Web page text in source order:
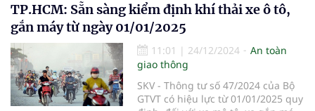
24/12, trạm Cảnh sát giao thông
Krông Búk thuộc phòng Cảnh sát
giao thông, Công an tỉnh Đắk Lắk
đã bắt 3 vụ vận chuyển 500 gói
thuốc lá lậu và hơn 28kg pháo nổ
trái phép.
TP.HCM: Sẵn sàng kiểm định khí thải xe ô tô,
gắn máy từ ngày 01/01/2025
11:01 | 24/12/2024
An toàn
giao thông
SKV - Thông tư số 47/2024 của Bộ
GTVT có hiệu lực từ 01/01/2025 quy